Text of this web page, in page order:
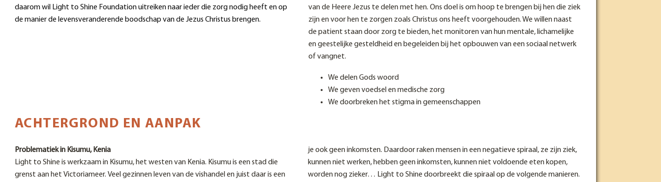
daarom wil Light to Shine Foundation uitreiken naar ieder die zorg nodig heeft en op
de manier de levensveranderende boodschap van de Jezus Christus brengen.
van de Heere Jezus te delen met hen. Ons doel is om hoop te brengen bij hen die ziek
zijn en voor hen te zorgen zoals Christus ons heeft voorgehouden. We willen naast
de patient staan door zorg te bieden, het monitoren van hun mentale, lichamelijke
en geestelijke gesteldheid en begeleiden bij het opbouwen van een sociaal netwerk
of vangnet.
We delen Gods woord
We geven voedsel en medische zorg
We doorbreken het stigma in gemeenschappen
ACHTERGROND EN AANPAK
Problematiek in Kisumu, Kenia
Light to Shine is werkzaam in Kisumu, het westen van Kenia. Kisumu is een stad die
grenst aan het Victoriameer. Veel gezinnen leven van de vishandel en juist daar is een
je ook geen inkomsten. Daardoor raken mensen in een negatieve spiraal, ze zijn ziek,
kunnen niet werken, hebben geen inkomsten, kunnen niet voldoende eten kopen,
worden nog zieker… Light to Shine doorbreekt die spiraal op de volgende manieren.